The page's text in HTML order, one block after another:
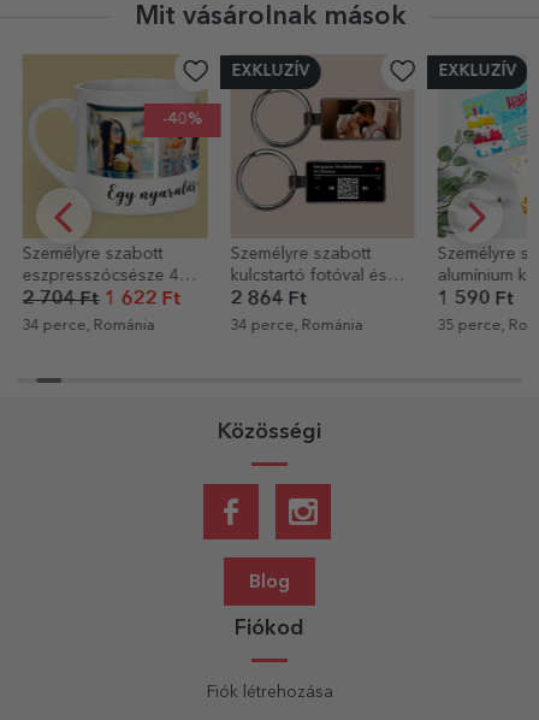
Mit vásárolnak mások
-40%
Személyre szabott
eszpresszócsésze 4
fotóval és szöveggel
2 704 Ft1 622 Ft
34 perce, Románia
EXKLUZÍV
Személyre szabott
kulcstartó fotóval és
QR-kóddal – A mi
dalunk
2 864 Ft
34 perce, Románia
EXKLUZÍV
Személyre
alumínium
kétoldalas
Boldog
1 590 Ft
35 perce,
Közösségi
Blog
Fiókod
Fiók létrehozása